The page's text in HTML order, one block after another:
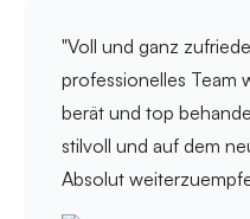
"Voll und ganz
professionelles Team
berät und top
stilvoll und auf dem
Absolut